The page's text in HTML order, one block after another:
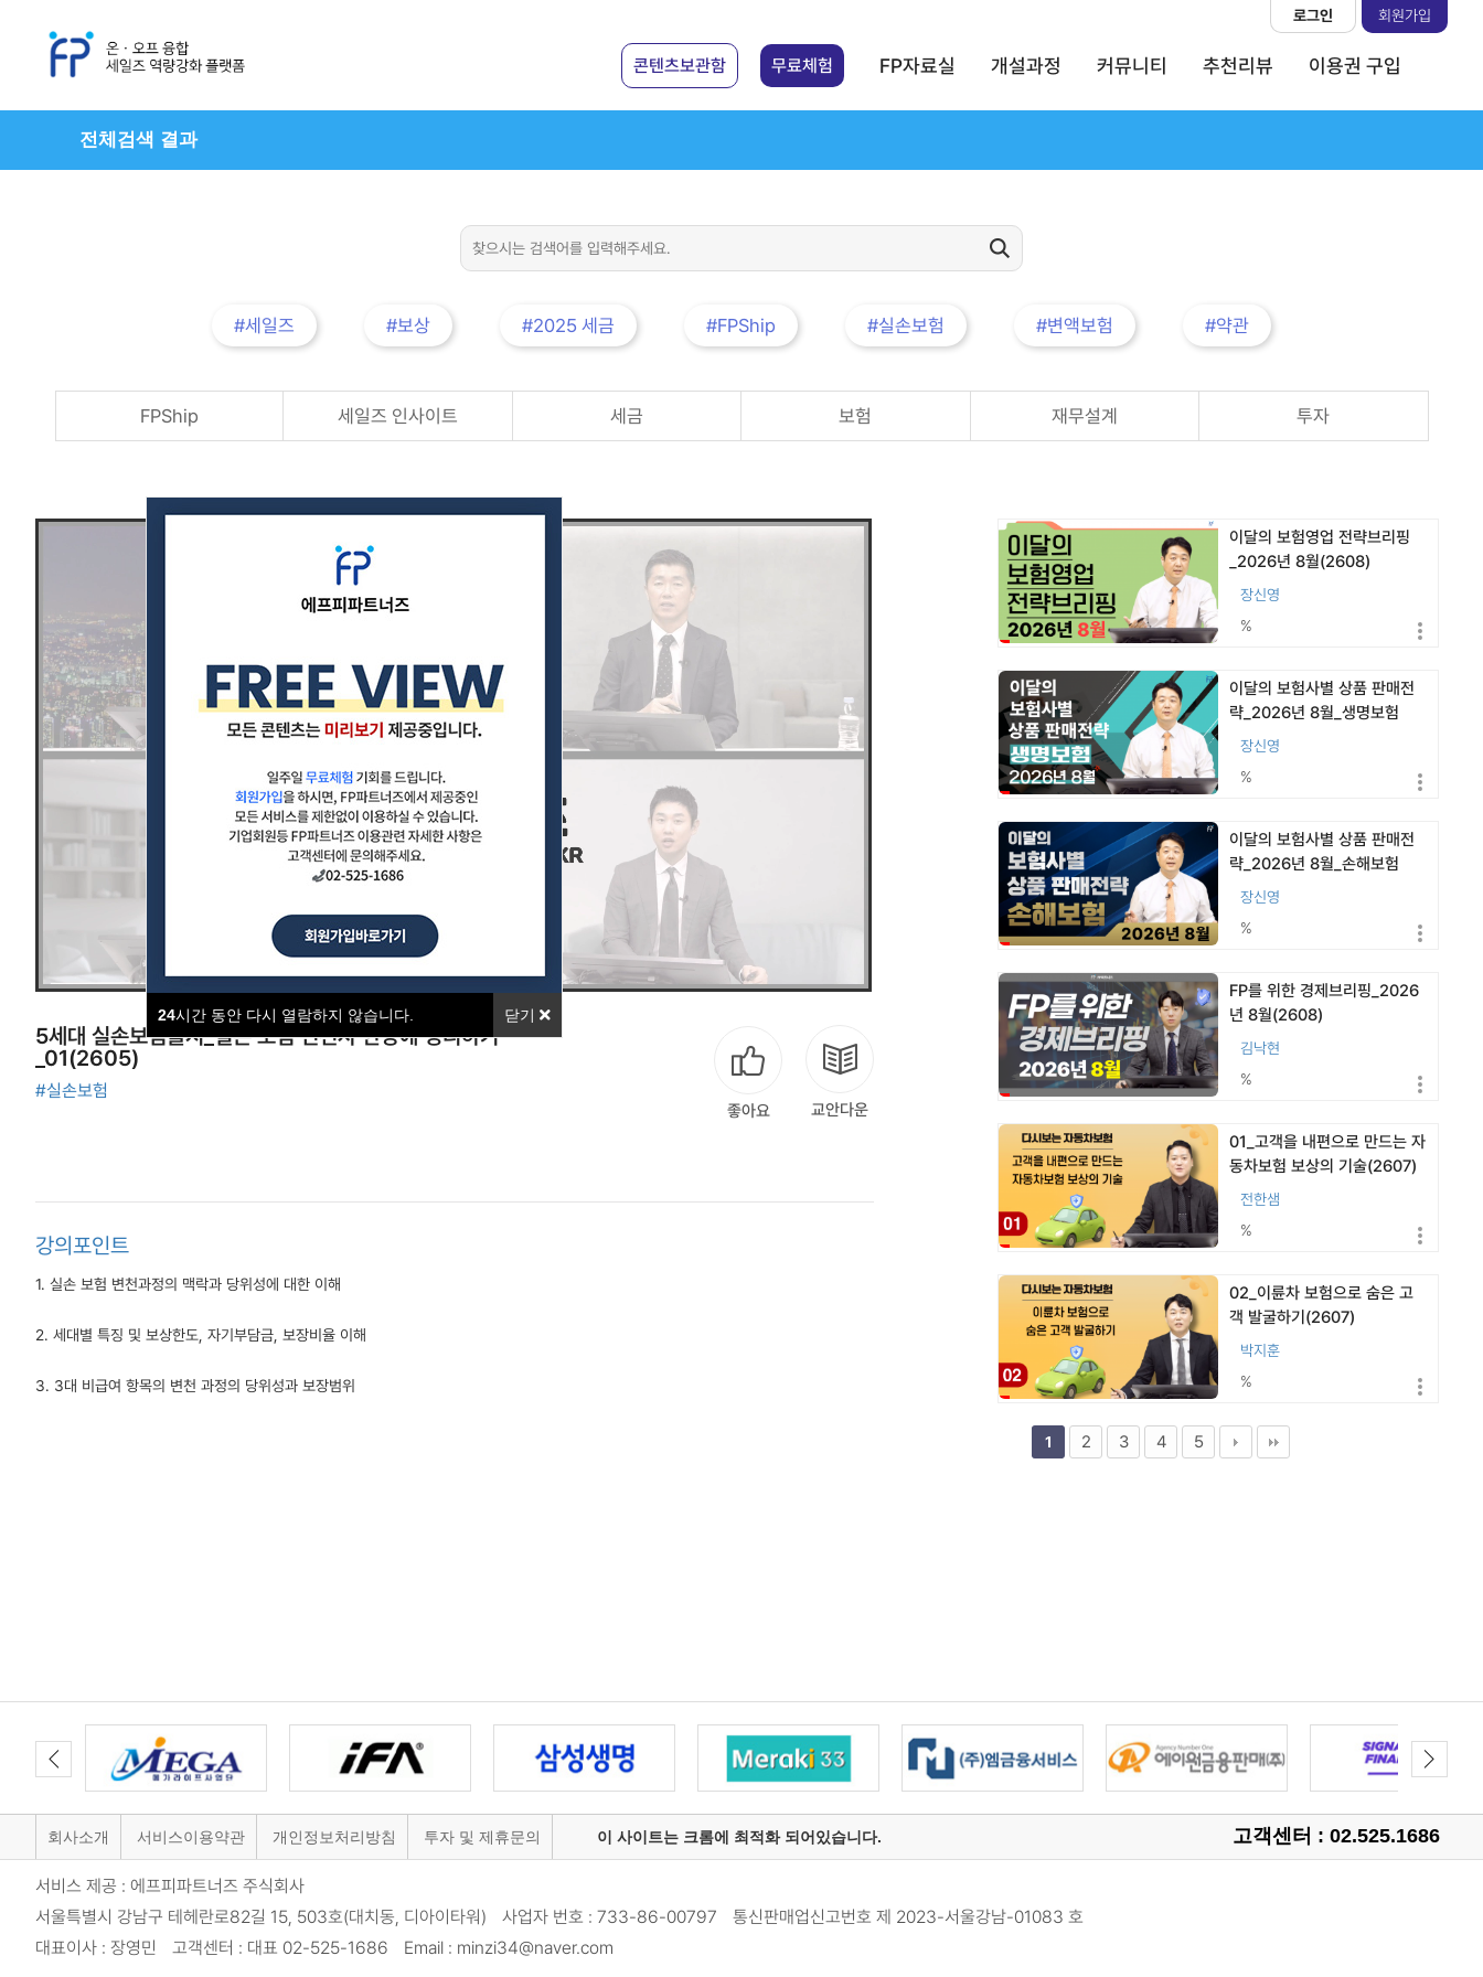
콘텐츠보관함 무료체험 FP자료실 개설과정 커뮤니티 추천리뷰 이용권 구입
로그인 회원가입
전체검색 결과
#세일즈 #보상 #2025 세금 #FPShip #실손보험 #변액보험 #약관
FPShip 세일즈 인사이트 세금 보험 재무설계 투자
24시간 동안 다시 열람하지 않습니다. 닫기
5세대 실손보험출시_실손 보험 변천사 한방에 정리하기
_01(2605)
#실손보험
좋아요 교안다운
강의포인트
1. 실손 보험 변천과정의 맥락과 당위성에 대한 이해
2. 세대별 특징 및 보상한도, 자기부담금, 보장비율 이해
3. 3대 비급여 항목의 변천 과정의 당위성과 보장범위
이달의 보험영업 전략브리핑
_2026년 8월(2608)
장신영
%
이달의 보험사별 상품 판매전
략_2026년 8월_생명보험
(2608)
장신영
%
이달의 보험사별 상품 판매전
략_2026년 8월_손해보험
(2608)
장신영
%
FP를 위한 경제브리핑_2026
년 8월(2608)
김낙현
%
01_고객을 내편으로 만드는 자
동차보험 보상의 기술(2607)
전한샘
%
02_이륜차 보험으로 숨은 고
객 발굴하기(2607)
박지훈
%
1 2 3 4 5
회사소개 서비스이용약관 개인정보처리방침 투자 및 제휴문의 이 사이트는 크롬에 최적화 되어있습니다. 고객센터 : 02.525.1686
서비스 제공 : 에프피파트너즈 주식회사
서울특별시 강남구 테헤란로82길 15, 503호(대치동, 디아이타워) 사업자 번호 : 733-86-00797 통신판매업신고번호 제 2023-서울강남-01083 호
대표이사 : 장영민 고객센터 : 대표 02-525-1686 Email : minzi34@naver.com